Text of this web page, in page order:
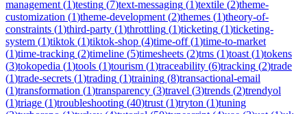
management (1)testing (7)text-messaging (1)textile (2)theme-
customization (1)theme-development (2)themes (1)theory-of-
constraints (1)third-party (1)throttling (1)ticketing (1)ticketing-
system (1)tiktok (1)tiktok-shop (4)time-off(1)time-to-market
(1)time-tracking (2)timeline (5)timesheets (2)tms (1)toast (1)tokens
(3)tokopedia (1)tools (1)tourism (1)traceability (6)tracking (2)trade
(1)trade-secrets (1)trading (1)training (8)transactional-email
(1)transformation (1)transparency (3)travel (3)trends (2)trendyol
(1)triage (1)troubleshooting (40)trust (1)tryton (1)tuning